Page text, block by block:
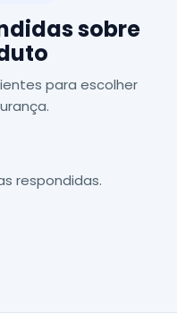
sobre
para escolher
respondidas.